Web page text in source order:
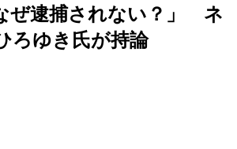
ぜ逮捕されない？」 ネ
ろゆき氏が持論